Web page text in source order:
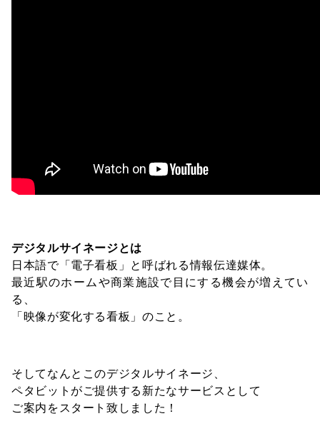
デジタルサイネージとは
日本語で「電子看板」と呼ばれる情報伝達媒体。
最近駅のホームや商業施設で目にする機会が増えてい
る、
「映像が変化する看板」のこと。
そしてなんとこのデジタルサイネージ、
ペタビットがご提供する新たなサービスとして
ご案内をスタート致しました！